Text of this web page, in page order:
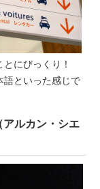
とにびっくり！
語といった感じで
ルカン・シエ